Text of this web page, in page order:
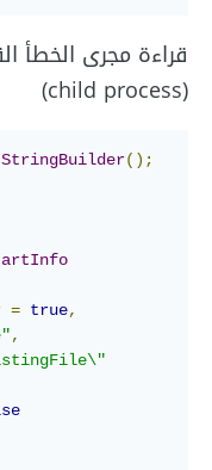
قراءة مجرى الخطأ
(child process)
StringBuilder();
= true,
,